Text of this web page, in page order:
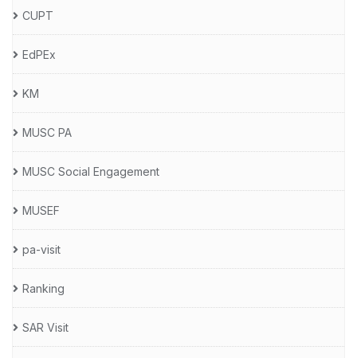
CUPT
EdPEx
KM
MUSC PA
MUSC Social Engagement
MUSEF
pa-visit
Ranking
SAR Visit